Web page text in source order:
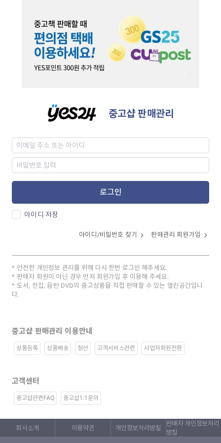
중고샵 판매관리
로그인
아이디 저장
아이디/비밀번호 찾기 판매관리 회원가입
안전한 개인정보 관리를 위해 다시 한번 로그인 해주세요.
판매자 회원이 아닌 경우 먼저 회원가입 후 이용해 주세요.
도서, 전집, 음반 DVD의 중고상품을 직접 판매할 수 있는 열린공간입니
다.
중고샵 판매관리 이용안내
상품등록 상품배송 정산 고객서비스관련 사업자회원전환
고객센터
중고샵관련FAQ 중고샵1:1문의
회사소개 이용약관 개인정보처리방침
판매자 개인정보처리
방침